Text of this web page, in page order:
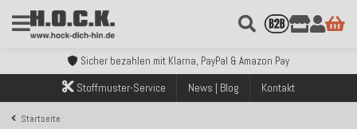
Kostenloser Versand innerhalb Deutschlands ab 99€ Bestellwert
Sicher bezahlen mit Klarna, PayPal & Amazon Pay
Kostenloser Versand innerhalb Deutschlands ab 99€ Bestellwert
Über 120.000 erfolgreich versendete Bestellungen
Sicher bezahlen mit Klarna, PayPal & Amazon Pay
Kostenloser Versand innerhalb Deutschlands ab 99€ Bestellwert
Stoffmuster-Service News | Blog Kontakt
Startseite